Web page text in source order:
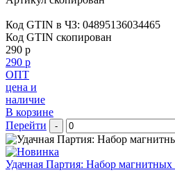
Код GTIN в ЧЗ: 04895136034465
Код GTIN скопирован
290 р
290 р
ОПТ
цена и
наличие
В корзине
Перейти
-
Удачная Партия: Набор